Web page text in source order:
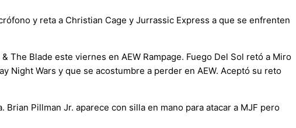
y reta a Christian Cage y Jurrassic Express a que se enfrenten
The Blade este viernes en AEW Rampage. Fuego Del Sol retó a Miro
Night Wars y que se acostumbre a perder en AEW. Aceptó su reto
Pillman Jr. aparece con silla en mano para atacar a MJF pero